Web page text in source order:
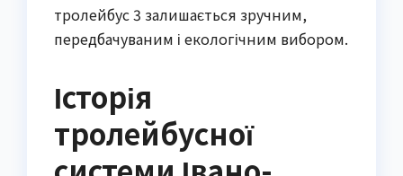
тролейбус 3 залишається зручним,
передбачуваним і екологічним вибором.
Історія
тролейбусної